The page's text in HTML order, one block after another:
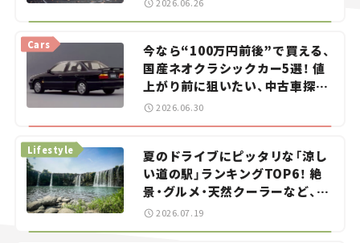
今なら“100万円前後”で買える、
国産ネオクラシックカー5選！ 値
上がり前に狙いたい、中古車探し
をお手伝い――ちょっとイケてるマ
Cars
2026.06.30
夏のドライブにピッタリな「涼し
い道の駅」ランキングTOP6！ 絶
景・グルメ・天然クーラーなど、避
暑におすすめのスポットを紹介
Lifestyle
2026.07.19